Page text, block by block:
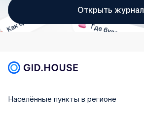
Открыть журнал
Населённые пункты в регионе